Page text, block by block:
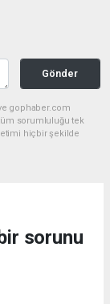
Gönder
gophaber.com
sorumluluğu tek
hiçbir şekilde
sorunu